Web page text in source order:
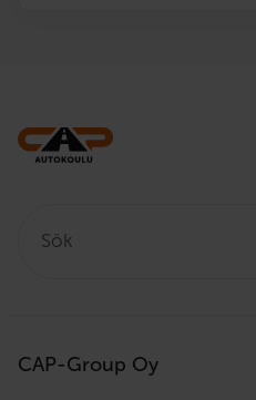
CAP-Group Oy